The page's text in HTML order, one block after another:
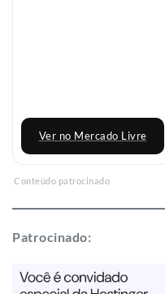
Ver no Mercado Livre
Conteúdo patrocinado
Patrocinado: